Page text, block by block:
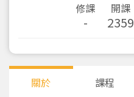
修課
-
開課
2359
關於 課程